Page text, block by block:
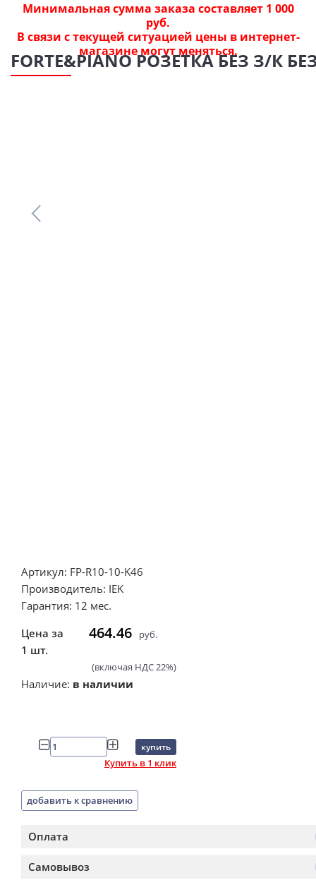
Минимальная сумма заказа составляет 1 000
руб.
В связи с текущей ситуацией цены в интернет-
магазине могут меняться.
FORTE&PIANO РОЗЕТКА БЕЗ З/К
Артикул: FP-R10-10-K46
Производитель: IEK
Гарантия: 12 мес.
Цена за
1 шт.
464.46 руб.
(включая НДС 22%)
Наличие: в наличии
купить
Купить в 1 клик
добавить к сравнению
Оплата
Самовывоз